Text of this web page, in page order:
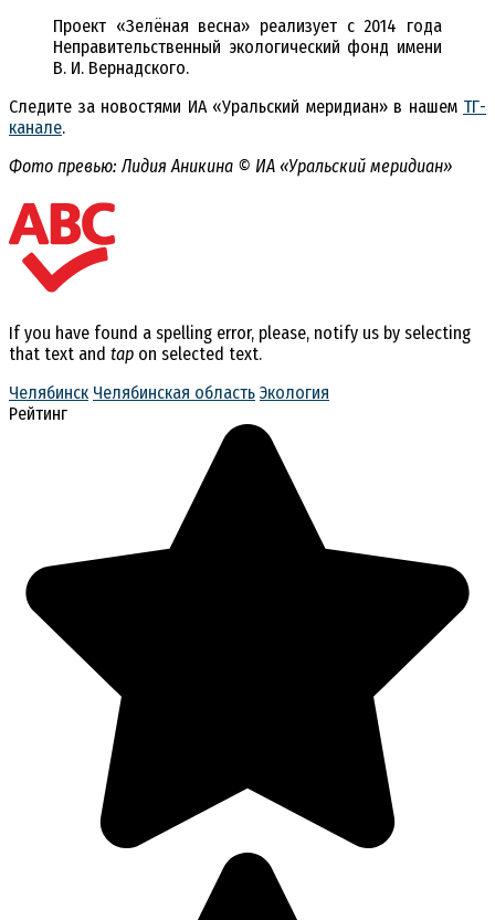
Проект «Зелёная весна» реализует с 2014 года
Неправительственный экологический фонд имени
В. И. Вернадского.
Следите за новостями ИА «Уральский меридиан» в нашем ТГ-
канале.
Фото превью: Лидия Аникина © ИА «Уральский меридиан»
If you have found a spelling error, please, notify us by selecting
that text and tap on selected text.
Челябинск Челябинская область Экология
Рейтинг